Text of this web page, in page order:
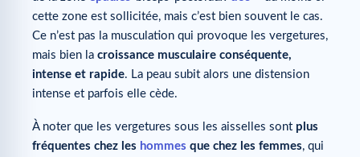
cette zone est sollicitée, mais c’est bien souvent le cas.
Ce n’est pas la musculation qui provoque les vergetures,
mais bien la croissance musculaire conséquente,
intense et rapide. La peau subit alors une distension
intense et parfois elle cède.
À noter que les vergetures sous les aisselles sont plus
fréquentes chez les hommes que chez les femmes, qui